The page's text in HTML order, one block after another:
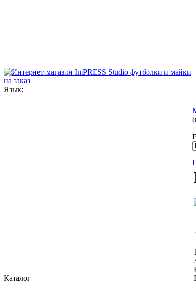
Язык:
Каталог